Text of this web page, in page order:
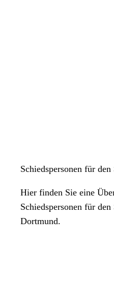
Schiedspersonen für
Hier finden Sie eine
Schiedspersonen für
Dortmund.